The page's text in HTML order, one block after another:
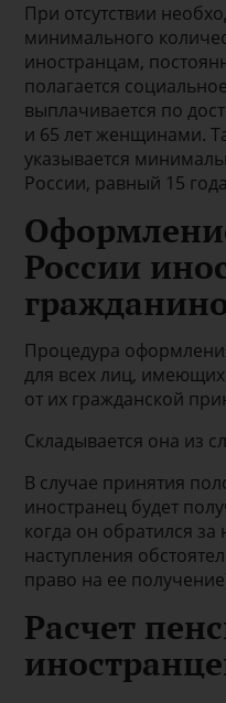
При отсутствии
минимального
иностранцам,
полагается
выплачивается по
и 65 лет женщинами.
указывается
России, равный 15
России
Процедура
для всех лиц,
от их гражданской
Складывается она из
В случае принятия
иностранец будет
когда он обратился
наступления
право на ее
Расчет